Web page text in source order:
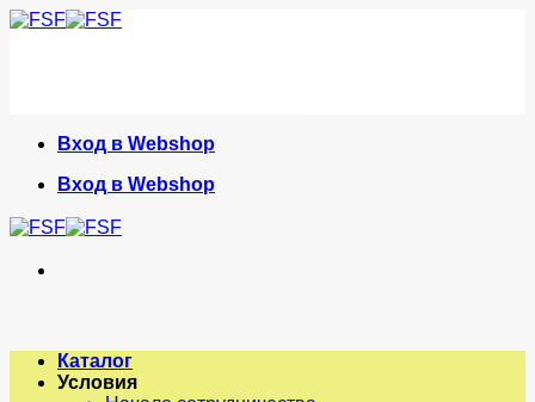
Skip
Вход в Webshop
Вход в Webshop
Каталог
Условия